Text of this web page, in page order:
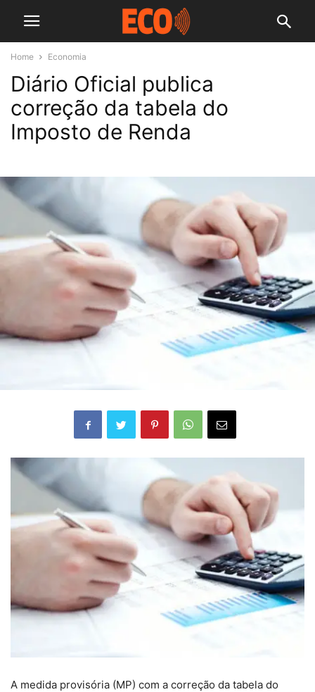
Home Economia
Diário Oficial publica
correção da tabela do
Imposto de Renda
A medida provisória (MP) com a correção da tabela do